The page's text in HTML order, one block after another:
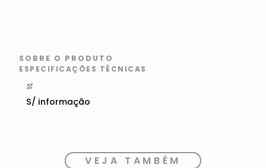
SOBRE O PRODUTO
ESPECIFICAÇÕES TÉCNICAS
S/ informação
VEJA TAMBÉM